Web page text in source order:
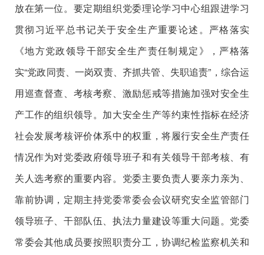
放在第一位。要定期组织党委理论学习中心组跟进学习
贯彻习近平总书记关于安全生产重要论述。严格落实
《地方党政领导干部安全生产责任制规定》，严格落
实“党政同责、一岗双责、齐抓共管、失职追责”，综合运
用巡查督查、考核考察、激励惩戒等措施加强对安全生
产工作的组织领导。加大安全生产等约束性指标在经济
社会发展考核评价体系中的权重，将履行安全生产责任
情况作为对党委政府领导班子和有关领导干部考核、有
关人选考察的重要内容。党委主要负责人要亲力亲为、
靠前协调，定期主持党委常委会会议研究安全监管部门
领导班子、干部队伍、执法力量建设等重大问题。党委
常委会其他成员要按照职责分工，协调纪检监察机关和